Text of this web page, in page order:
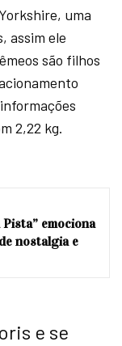
uma
assim ele
são filhos
2,22 kg.
Pista” emociona
nostalgia e
e se